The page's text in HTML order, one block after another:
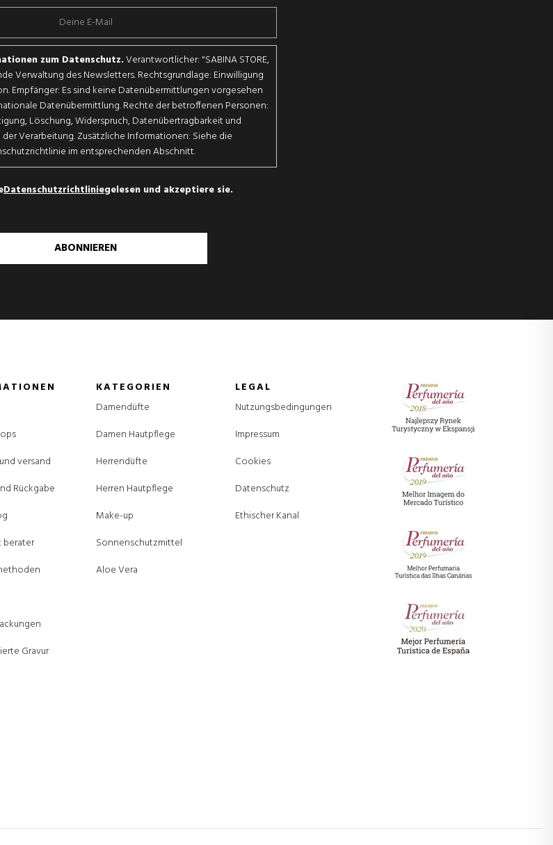
zum Datenschutz.Verantwortlicher: "SABINA STORE,
Verwaltung des Newsletters. Rechtsgrundlage: Einwilligung
Empfänger: Es sind keine Datenübermittlungen vorgesehen
Datenübermittlung. Rechte der betroffenen Personen:
Löschung, Widerspruch, Datenübertragbarkeit und
der Verarbeitung. Zusätzliche Informationen: Siehe die
im entsprechenden Abschnitt.
Datenschutzrichtliniegelesen und akzeptiere sie.
ABONNIEREN
versand
Rückgabe
berater
Gravur
KATEGORIEN
Damendüfte
Damen Hautpflege
Herrendüfte
Herren Hautpflege
Make-up
Sonnenschutzmittel
Aloe Vera
LEGAL
Nutzungsbedingungen
Impressum
Cookies
Datenschutz
Ethischer Kanal